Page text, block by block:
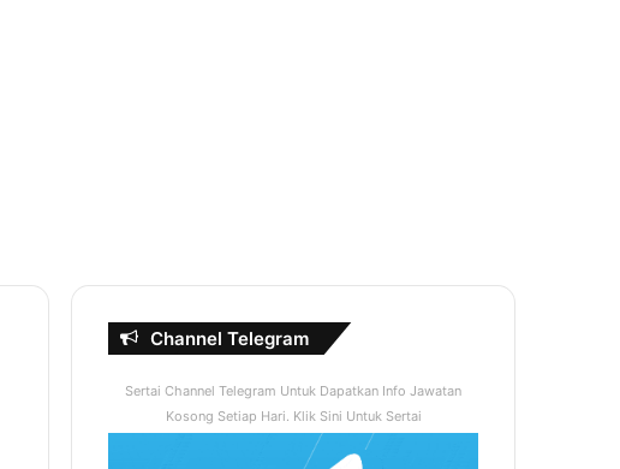
Channel Telegram
Sertai Channel Telegram Untuk Dapatkan Info Jawatan
Kosong Setiap Hari. Klik Sini Untuk Sertai